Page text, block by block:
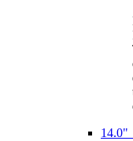
14.0"